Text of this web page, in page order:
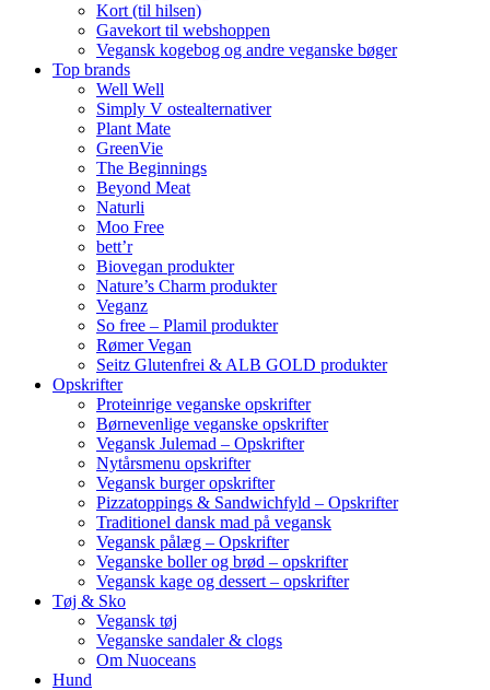
Kort (til hilsen)
Gavekort til webshoppen
Vegansk kogebog og andre veganske bøger
Top brands
Well Well
Simply V ostealternativer
Plant Mate
GreenVie
The Beginnings
Beyond Meat
Naturli
Moo Free
bett’r
Biovegan produkter
Nature’s Charm produkter
Veganz
So free – Plamil produkter
Rømer Vegan
Seitz Glutenfrei & ALB GOLD produkter
Opskrifter
Proteinrige veganske opskrifter
Børnevenlige veganske opskrifter
Vegansk Julemad – Opskrifter
Nytårsmenu opskrifter
Vegansk burger opskrifter
Pizzatoppings & Sandwichfyld – Opskrifter
Traditionel dansk mad på vegansk
Vegansk pålæg – Opskrifter
Veganske boller og brød – opskrifter
Vegansk kage og dessert – opskrifter
Tøj & Sko
Vegansk tøj
Veganske sandaler & clogs
Om Nuoceans
Hund